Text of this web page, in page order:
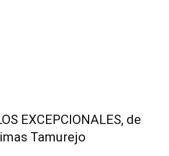
EXCEPCIONALES, de
Tamurejo